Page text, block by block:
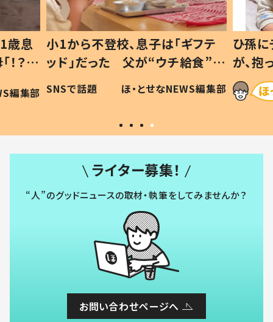
歳息
？」
編集部
小1から不登校、息子は「ギフテ
ッド」だった 父が“ウチ給食”を
作り続ける理由とは #令和の親
#令和の子
SNSで話題 ほ・とせなNEWS編集部
ひ孫
が、
「涙が
い」
ライター募集！
“人”のグッドニュースの取材・執筆をしてみませんか？
お問い合わせページへ